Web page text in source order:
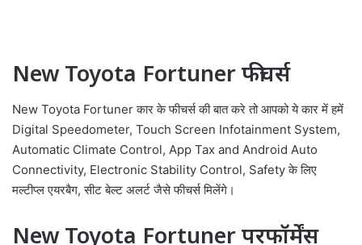
New Toyota Fortuner फीचर्स
New Toyota Fortuner कार के फीचर्स की बात करे तो आपको ये कार में हमें
Digital Speedometer, Touch Screen Infotainment System,
Automatic Climate Control, App Tax and Android Auto
Connectivity, Electronic Stability Control, Safety के लिए
मल्टीप्ल एयरबैग, सीट बेल्ट अलर्ट जैसे फीचर्स मिलेंगे।
New Toyota Fortuner परफॉर्मेंस